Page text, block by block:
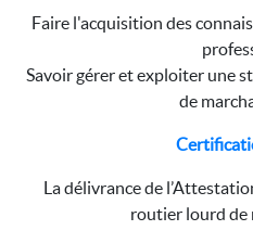
Faire l'acquisition des
Savoir gérer et exploiter une
de
La délivrance de
routier lourd de